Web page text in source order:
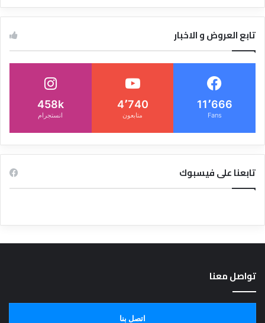
تابع العروض و الاخبار
11٬666
Fans
4٬740
متابعون
458k
انستجرام
تابعنا على فيسبوك
تواصل معنا
اتصل بنا